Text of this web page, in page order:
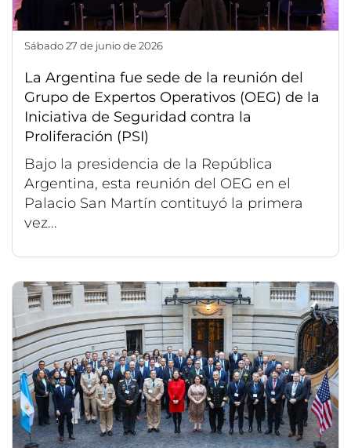
sábado 27 de junio de 2026
La Argentina fue sede de la reunión del
Grupo de Expertos Operativos (OEG) de la
Iniciativa de Seguridad contra la
Proliferación (PSI)
Bajo la presidencia de la República
Argentina, esta reunión del OEG en el
Palacio San Martín contituyó la primera
vez...